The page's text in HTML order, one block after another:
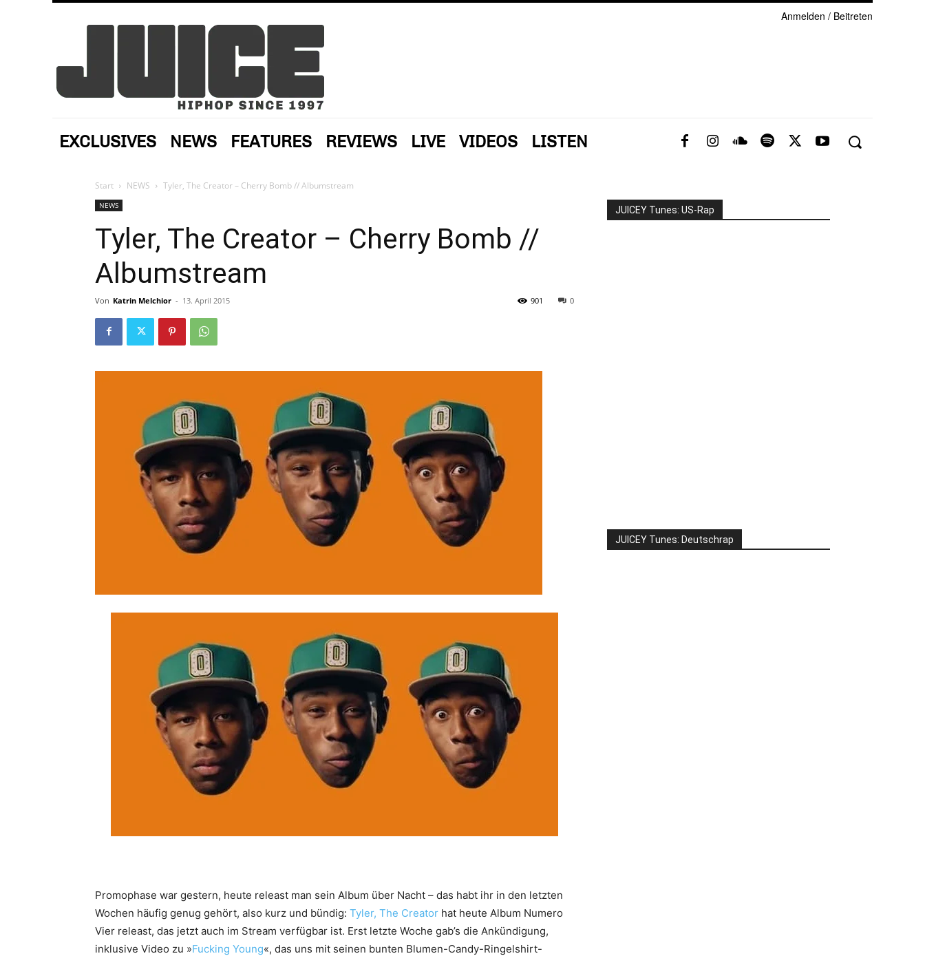
Anmelden / Beitreten
EXCLUSIVES NEWS FEATURES REVIEWS LIVE VIDEOS LISTEN
Start NEWS Tyler, The Creator – Cherry Bomb // Albumstream
NEWS
Tyler, The Creator – Cherry Bomb //
Albumstream
Von Katrin Melchior - 13. April 2015 0
901
Promophase war gestern, heute releast man sein Album über Nacht – das habt ihr in den letzten
Wochen häufig genug gehört, also kurz und bündig: Tyler, The Creator hat heute Album Numero
Vier releast, das jetzt auch im Stream verfügbar ist. Erst letzte Woche gab’s die Ankündigung,
inklusive Video zu »Fucking Young«, das uns mit seinen bunten Blumen-Candy-Ringelshirt-
JUICEY Tunes: US-Rap
JUICEY Tunes: Deutschrap